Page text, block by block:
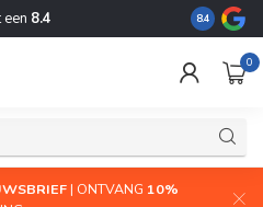
8.4 De
8.4
0
| ONTVANG 10%